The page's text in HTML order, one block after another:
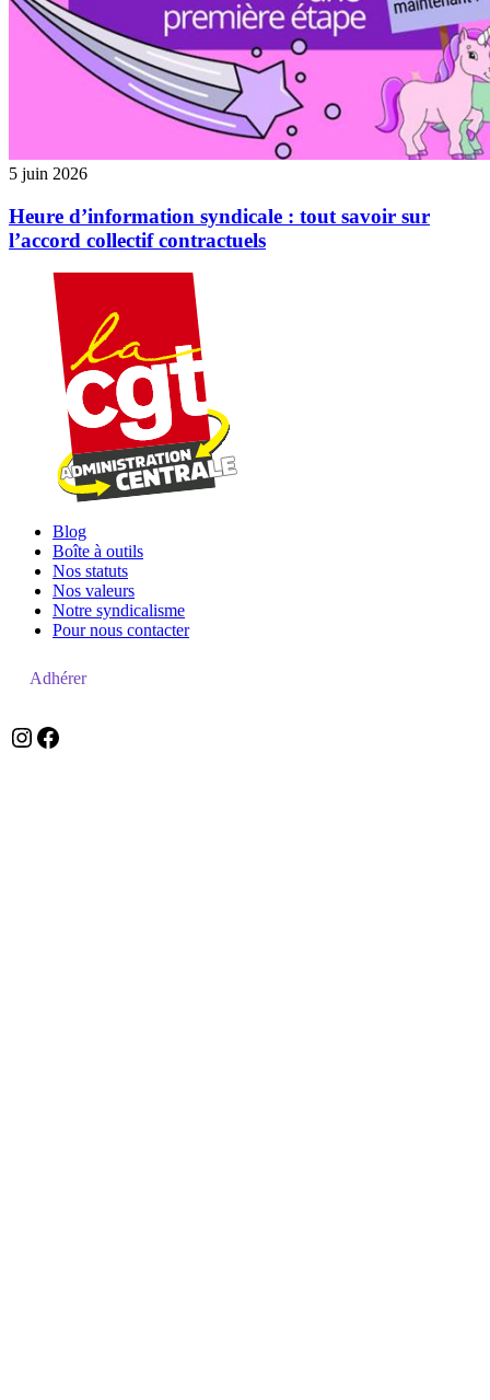
5 juin 2026
Heure d’information syndicale : tout savoir sur
l’accord collectif contractuels
Blog
Boîte à outils
Nos statuts
Nos valeurs
Notre syndicalisme
Pour nous contacter
Adhérer
zefzefr
Facebook